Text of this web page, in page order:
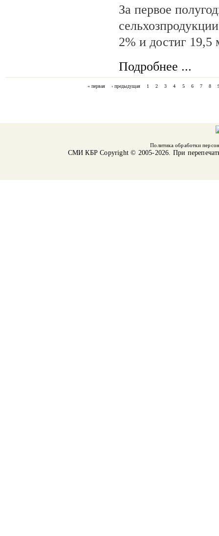
За первое
2% и достиг 19,5
Подробнее ...
« первая ‹ предыдущая 1 2 3 4 5 6 7 8
Политика обработки
СМИ КБРCopyright © 2005-2026. При